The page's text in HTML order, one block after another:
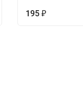
195 ₽